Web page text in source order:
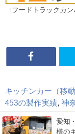
↑フードトラックカ
キッチンカー（移
453の製作実績 神
愛知
様の